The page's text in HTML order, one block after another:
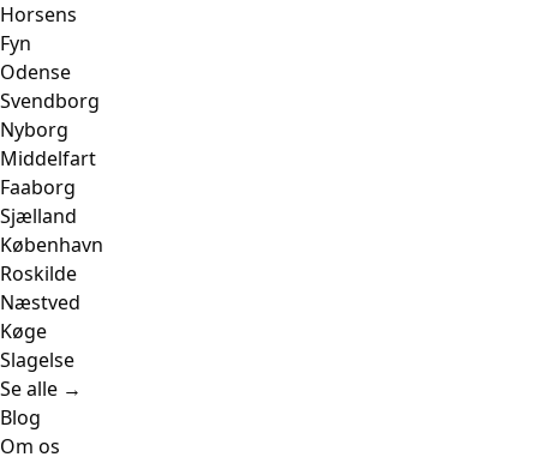
Horsens
Fyn
Odense
Svendborg
Nyborg
Middelfart
Faaborg
Sjælland
København
Roskilde
Næstved
Køge
Slagelse
Se alle →
Blog
Om os